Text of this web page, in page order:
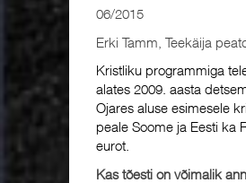
06/2015
Erki Tamm, Teekäija
Kristliku programmiga
alates 2009. aasta
Ojares aluse esimesele
peale Soome ja Eesti ka
eurot.
Kas tõesti on võimalik